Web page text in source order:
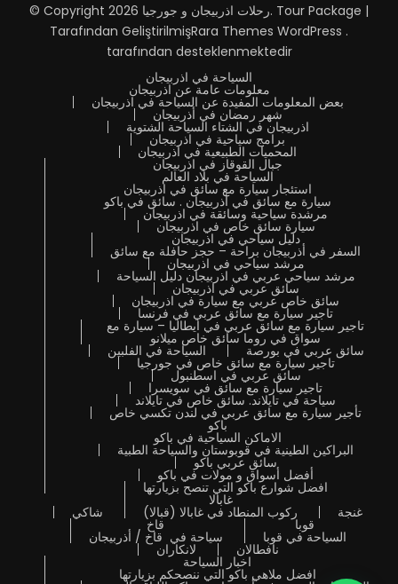
© Copyright 2026 رحلات اذربيجان و جورجيا. Tour Package |
Tarafından GeliştirilmişRara Themes WordPress .
tarafından desteklenmektedir
السياحة في اذربيجان
معلومات عامة عن اذربيجان
بعض المعلومات المفيدة عن السياحة في اذربيجان
شهر رمضان في أذربيجان
اذربيجان في الشتاء السياحة الشتوية
برامج سياحية في اذربيجان
المحميات الطبيعية في اذربيجان
جبال القوقاز في اذربيجان
السياحة في بلاد العالم
استئجار سيارة مع سائق في اذربيجان
سيارة مع سائق في أذربيجان . سائق في باكو
مرشدة سياحية وسائقة في اذربيجان
سيارة سائق خاص في اذربيجان
دليل سياحي في اذربيجان
السفر في أذربيجان براحة – حجز حافلة مع سائق
مرشد سياحي في اذربيجان
مرشد سياحي عربي في اذربيجان دليل السياحة
سائق عربي في اذربيجان
سائق خاص عربي مع سيارة في اذربيجان
تاجير سيارة مع سائق عربي في فرنسا
تاجير سيارة مع سائق عربي في ايطاليا – سيارة مع
سواق في روما سائق خاص ميلانو
السياحة في الفلبين سائق عربي في بورصة
تاجير سيارة مع سائق خاص في جورجيا
سائق عربي في اسطنبول
تاجير سيارة مع سائق في سويسرا
سياحة في تايلاند. سائق خاص في تايلاند
تأجير سيارة مع سائق عربي في لندن تكسي خاص
باكو
الاماكن السياحية في باكو
البراكين الطينية في قوبوستان والسياحة الطبية
سائق عربي باكو
أفضل أسواق و مولات في باكو
افضل شوارع باكو التي تنصح بزيارتها
شاكي
غابالا
ركوب المنطاد في غابالا (قبالا) غنجة
قاخ
سياحة في قاخ / أذربيجان
قوبا
السياحة في قوبا
لانكاران نافطالان
اخبار السياحة
افضل ملاهي باكو التي ننصحكم بزيارتها